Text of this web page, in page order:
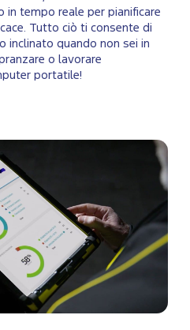
in tempo reale per pianificare
Tutto ciò ti consente di
inclinato quando non sei in
o lavorare
portatile!